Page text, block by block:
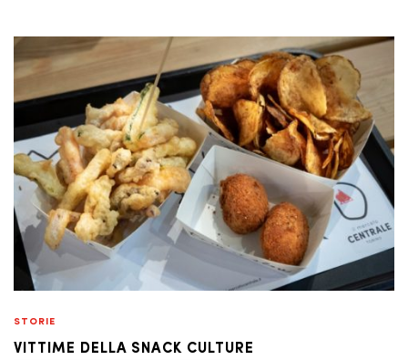
STORIE
VITTIME DELLA SNACK CULTURE